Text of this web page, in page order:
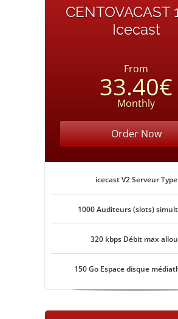
CENTOVACAST
Icecast
From
33.40€
Monthly
Order Now
icecast V2 Serveur Type
1000 Auditeurs (slots)
320 kbps Débit max
150 Go Espace disque